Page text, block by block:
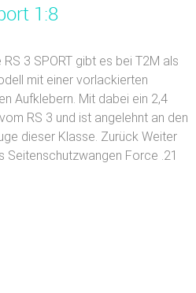
1:8
3 SPORT gibt es bei T2M als
mit einer vorlackierten
Aufklebern. Mit dabei ein 2,4
RS 3 und ist angelehnt an den
dieser Klasse. Zurück Weiter
Seitenschutzwangen Force .21